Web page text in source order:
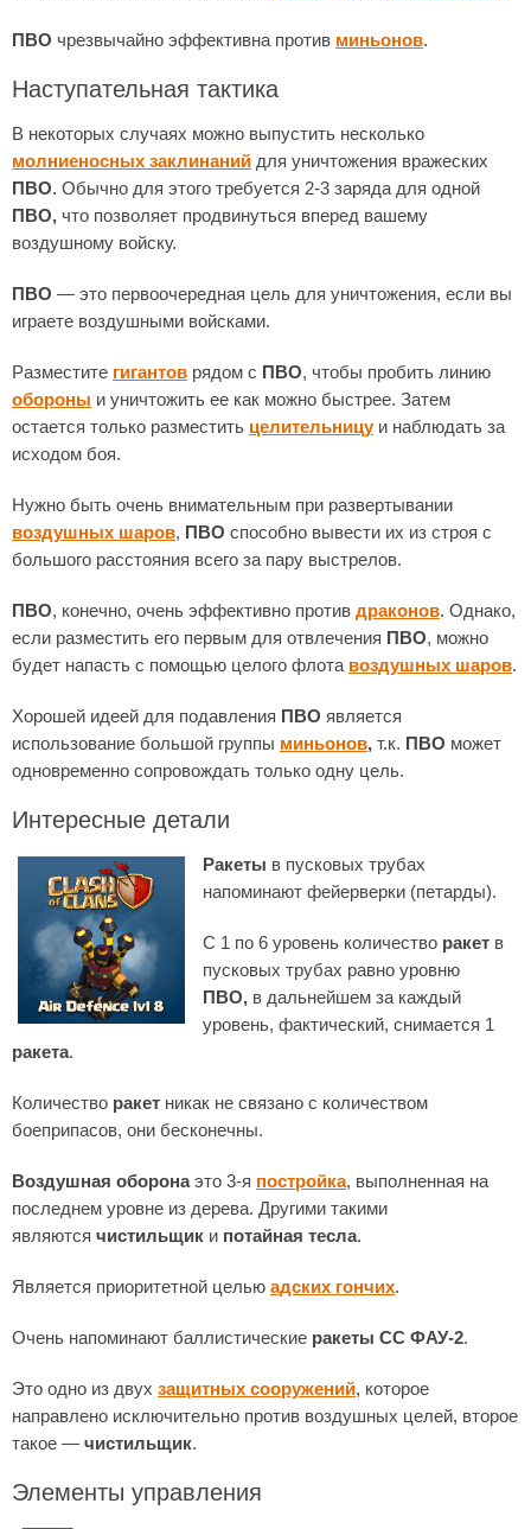
ПВО чрезвычайно эффективна против миньонов.
Наступательная тактика
В некоторых случаях можно выпустить несколько
молниеносных заклинаний для уничтожения вражеских
ПВО. Обычно для этого требуется 2-3 заряда для одной
ПВО, что позволяет продвинуться вперед вашему
воздушному войску.
ПВО — это первоочередная цель для уничтожения, если вы
играете воздушными войсками.
Разместите гигантов рядом с ПВО, чтобы пробить линию
обороны и уничтожить ее как можно быстрее. Затем
остается только разместить целительницуи наблюдать за
исходом боя.
Нужно быть очень внимательным при развертывании
воздушных шаров, ПВО способно вывести их из строя с
большого расстояния всего за пару выстрелов.
ПВО, конечно, очень эффективно против драконов. Однако,
если разместить его первым для отвлечения ПВО, можно
будет напасть с помощью целого флота воздушных шаров.
Хорошей идеей для подавления ПВО является
использование большой группы миньонов, т.к. ПВО может
одновременно сопровождать только одну цель.
Интересные детали
Ракеты в пусковых трубах
напоминают фейерверки (петарды).
С 1 по 6 уровень количество ракет в
пусковых трубах равно уровню
ПВО, в дальнейшем за каждый
уровень, фактический, снимается 1
ракета.
Количество ракет никак не связано с количеством
боеприпасов, они бесконечны.
Воздушная оборонаэто 3-я постройка, выполненная на
последнем уровне из дерева. Другими такими
являются чистильщик и потайная тесла.
Является приоритетной целью адских гончих.
Очень напоминают баллистические ракеты СС ФАУ-2.
Это одно из двух защитных сооружений, которое
направлено исключительно против воздушных целей, второе
такое — чистильщик.
Элементы управления